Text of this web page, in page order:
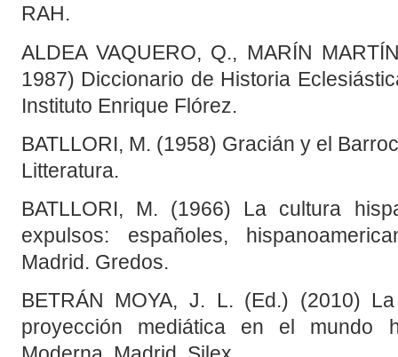
RAH.
ALDEA VAQUERO, Q., MARÍN
1987) Diccionario de Historia
Instituto Enrique Flórez.
BATLLORI, M. (1958) Gracián y el
Litteratura.
BATLLORI, M. (1966) La cultura
expulsos: españoles,
Madrid. Gredos.
BETRÁN MOYA, J. L. (Ed.) (2010)
proyección mediática en el mundo